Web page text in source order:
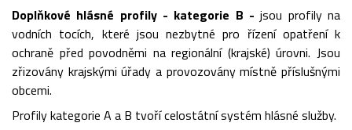
Doplňkové hlásné profily - kategorie B - jsou profily na
vodních tocích, které jsou nezbytné pro řízení opatření k
ochraně před povodněmi na regionální (krajské) úrovni. Jsou
zřizovány krajskými úřady a provozovány místně příslušnými
obcemi.
Profily kategorie A a B tvoří celostátní systém hlásné služby.